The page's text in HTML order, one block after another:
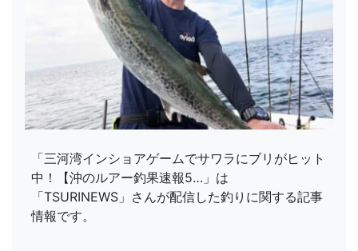
「三河湾インショアゲームでサワラにブリがヒット
中！【沖のルアー釣果速報5…」は
「TSURINEWS」さんが配信した釣りに関する記事
情報です。